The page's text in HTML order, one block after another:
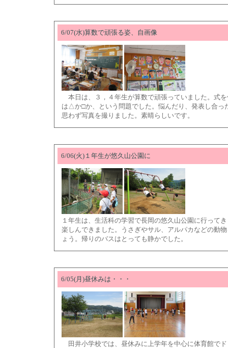
6/07(水)算数で頑張る姿、自画像
本日は、３，４年生が算数で頑張っていました。式
は△か□か、という問題でした。悩んだり、発表し合っ
思わず写真を撮りました。素晴らしいです。
6/06(火)１年生が悠久山公園に
１年生は、生活科の学習で長岡の悠久山公園に行って
楽しんできました。うさぎやサル、アルパカなどの動
ょう。帰りのバスはとっても静かでした。
6/05(月)昼休みは・・・
田井小学校では、昼休みに上学年を中心に体育館で